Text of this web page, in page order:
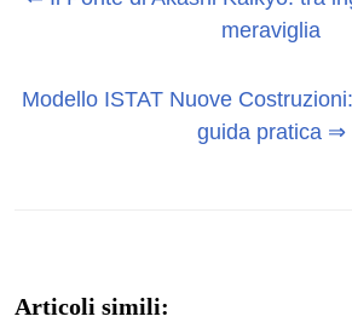
meraviglia
Modello ISTAT Nuove
guida pratica ⇒
Articoli simili: